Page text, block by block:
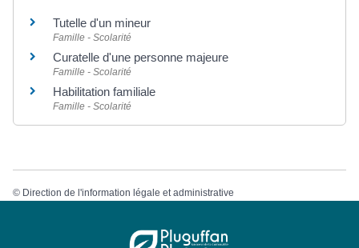
Tutelle d'un mineur
Famille - Scolarité
Curatelle d'une personne majeure
Famille - Scolarité
Habilitation familiale
Famille - Scolarité
© Direction de l'information légale et administrative